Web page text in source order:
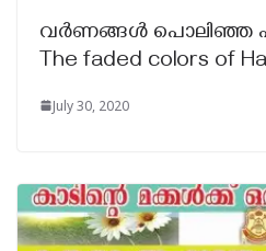
വർണങ്ങൾ പൊലിഞ്ഞ
The faded colors of
July 30, 2020